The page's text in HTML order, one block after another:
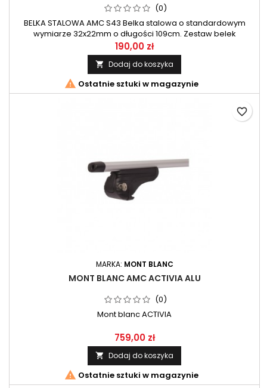
(0)
BELKA STALOWA AMC S43 Belka stalowa o standardowym
wymiarze 32x22mm o długości 109cm. Zestaw belek
przeznaczony do systemu AMC firmy Mont Blanc.
190,00 zł
 Dodaj do koszyka
 Ostatnie sztuki w magazynie
MARKA: MONT BLANC
MONT BLANC AMC ACTIVIA ALU
(0)
Mont blanc ACTIVIA
759,00 zł
 Dodaj do koszyka
 Ostatnie sztuki w magazynie
favorite_border